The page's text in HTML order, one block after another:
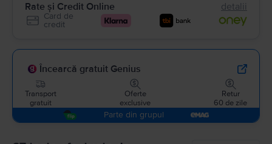
Rate și Credit Online detalii
Card de
credit
Încearcă gratuit Genius
Transport
gratuit
Oferte
exclusive
Retur
60 de zile
Parte din grupul